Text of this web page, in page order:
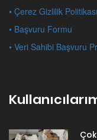
• Çerez Gizlilik Politikası
• Başvuru Formu
• Veri Sahibi Başvuru